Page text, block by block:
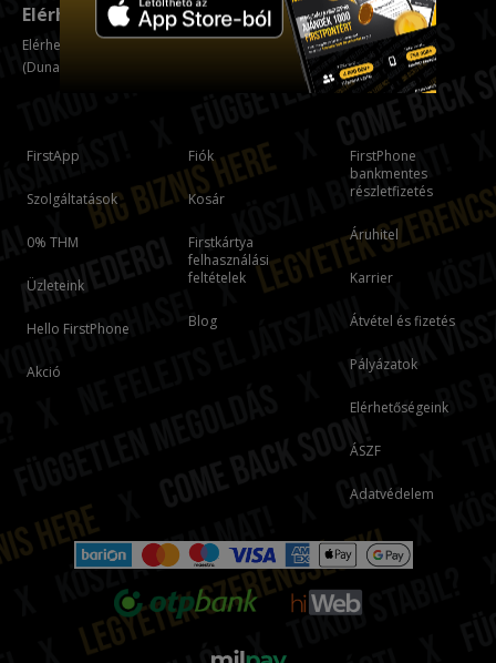
FirstApp
Szolgáltatások
0% THM
Üzleteink
Hello FirstPhone
Akció
Fiók
Kosár
Firstkártya
felhasználási
feltételek
Blog
FirstPhone
bankmentes
részletfizetés
Áruhitel
Karrier
Átvétel és fizetés
Pályázatok
Elérhetőségeink
ÁSZF
Adatvédelem
Elérhetőségünk
Elérhetőségünk Váci út 178. 1138 Budapest
(Duna Plaza 2. emelet)